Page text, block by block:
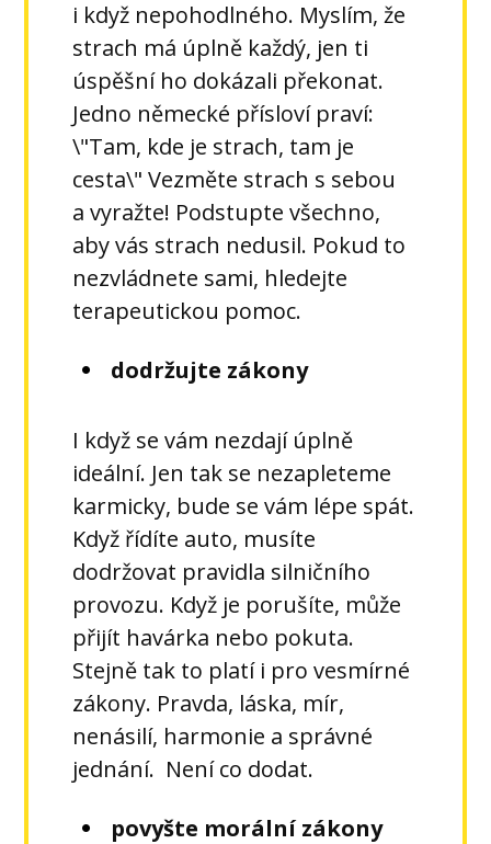
i když nepohodlného. Myslím, že
strach má úplně každý, jen ti
úspěšní ho dokázali překonat.
Jedno německé přísloví praví:
\"Tam, kde je strach, tam je
cesta\" Vezměte strach s sebou
a vyražte! Podstupte všechno,
aby vás strach nedusil. Pokud to
nezvládnete sami, hledejte
terapeutickou pomoc.
dodržujte zákony
I když se vám nezdají úplně
ideální. Jen tak se nezapleteme
karmicky, bude se vám lépe spát.
Když řídíte auto, musíte
dodržovat pravidla silničního
provozu. Když je porušíte, může
přijít havárka nebo pokuta.
Stejně tak to platí i pro vesmírné
zákony. Pravda, láska, mír,
nenásilí, harmonie a správné
jednání. Není co dodat.
povyšte morální zákony